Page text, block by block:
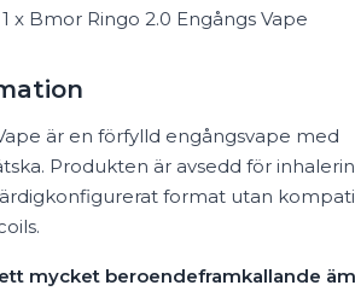
x Bmor Ringo 2.0 Engångs Vape
är en förfylld engångsvape med
Produkten är avsedd för
format utan
mycket beroendeframkallande